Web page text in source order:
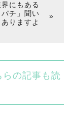
にもある
パチ」聞い
りますよ
らの記事も読